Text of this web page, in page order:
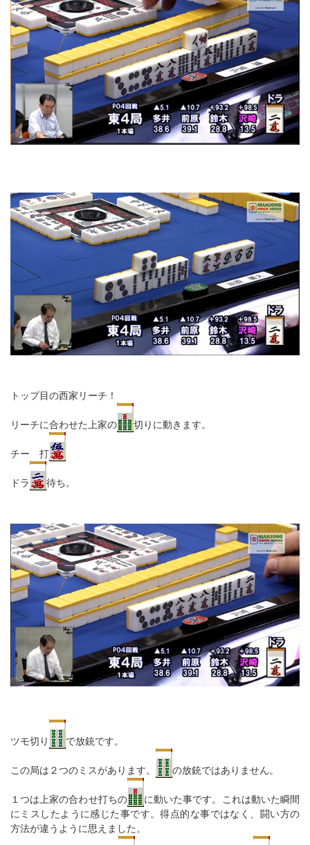
トップ目の西家リーチ！
リーチに合わせた上家の 切りに動きます。
チー 打
ドラ 待ち。
ツモ切り で放銃です。
この局は２つのミスがあります。 の放銃ではありません。
１つは上家の合わせ打ちの
に動いた事です。これは動いた瞬間
にミスしたように感じた事です。得点的な事ではなく、闘い方の
方法が違うように思えました。